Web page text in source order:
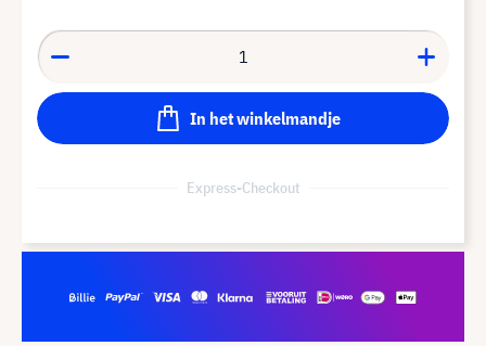
In het winkelmandje
Express-Checkout